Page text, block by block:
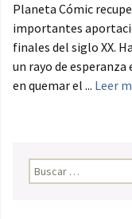
Planeta Cómic
importantes
finales del siglo XX.
un rayo de
en quemar el ... Leer
Buscar: